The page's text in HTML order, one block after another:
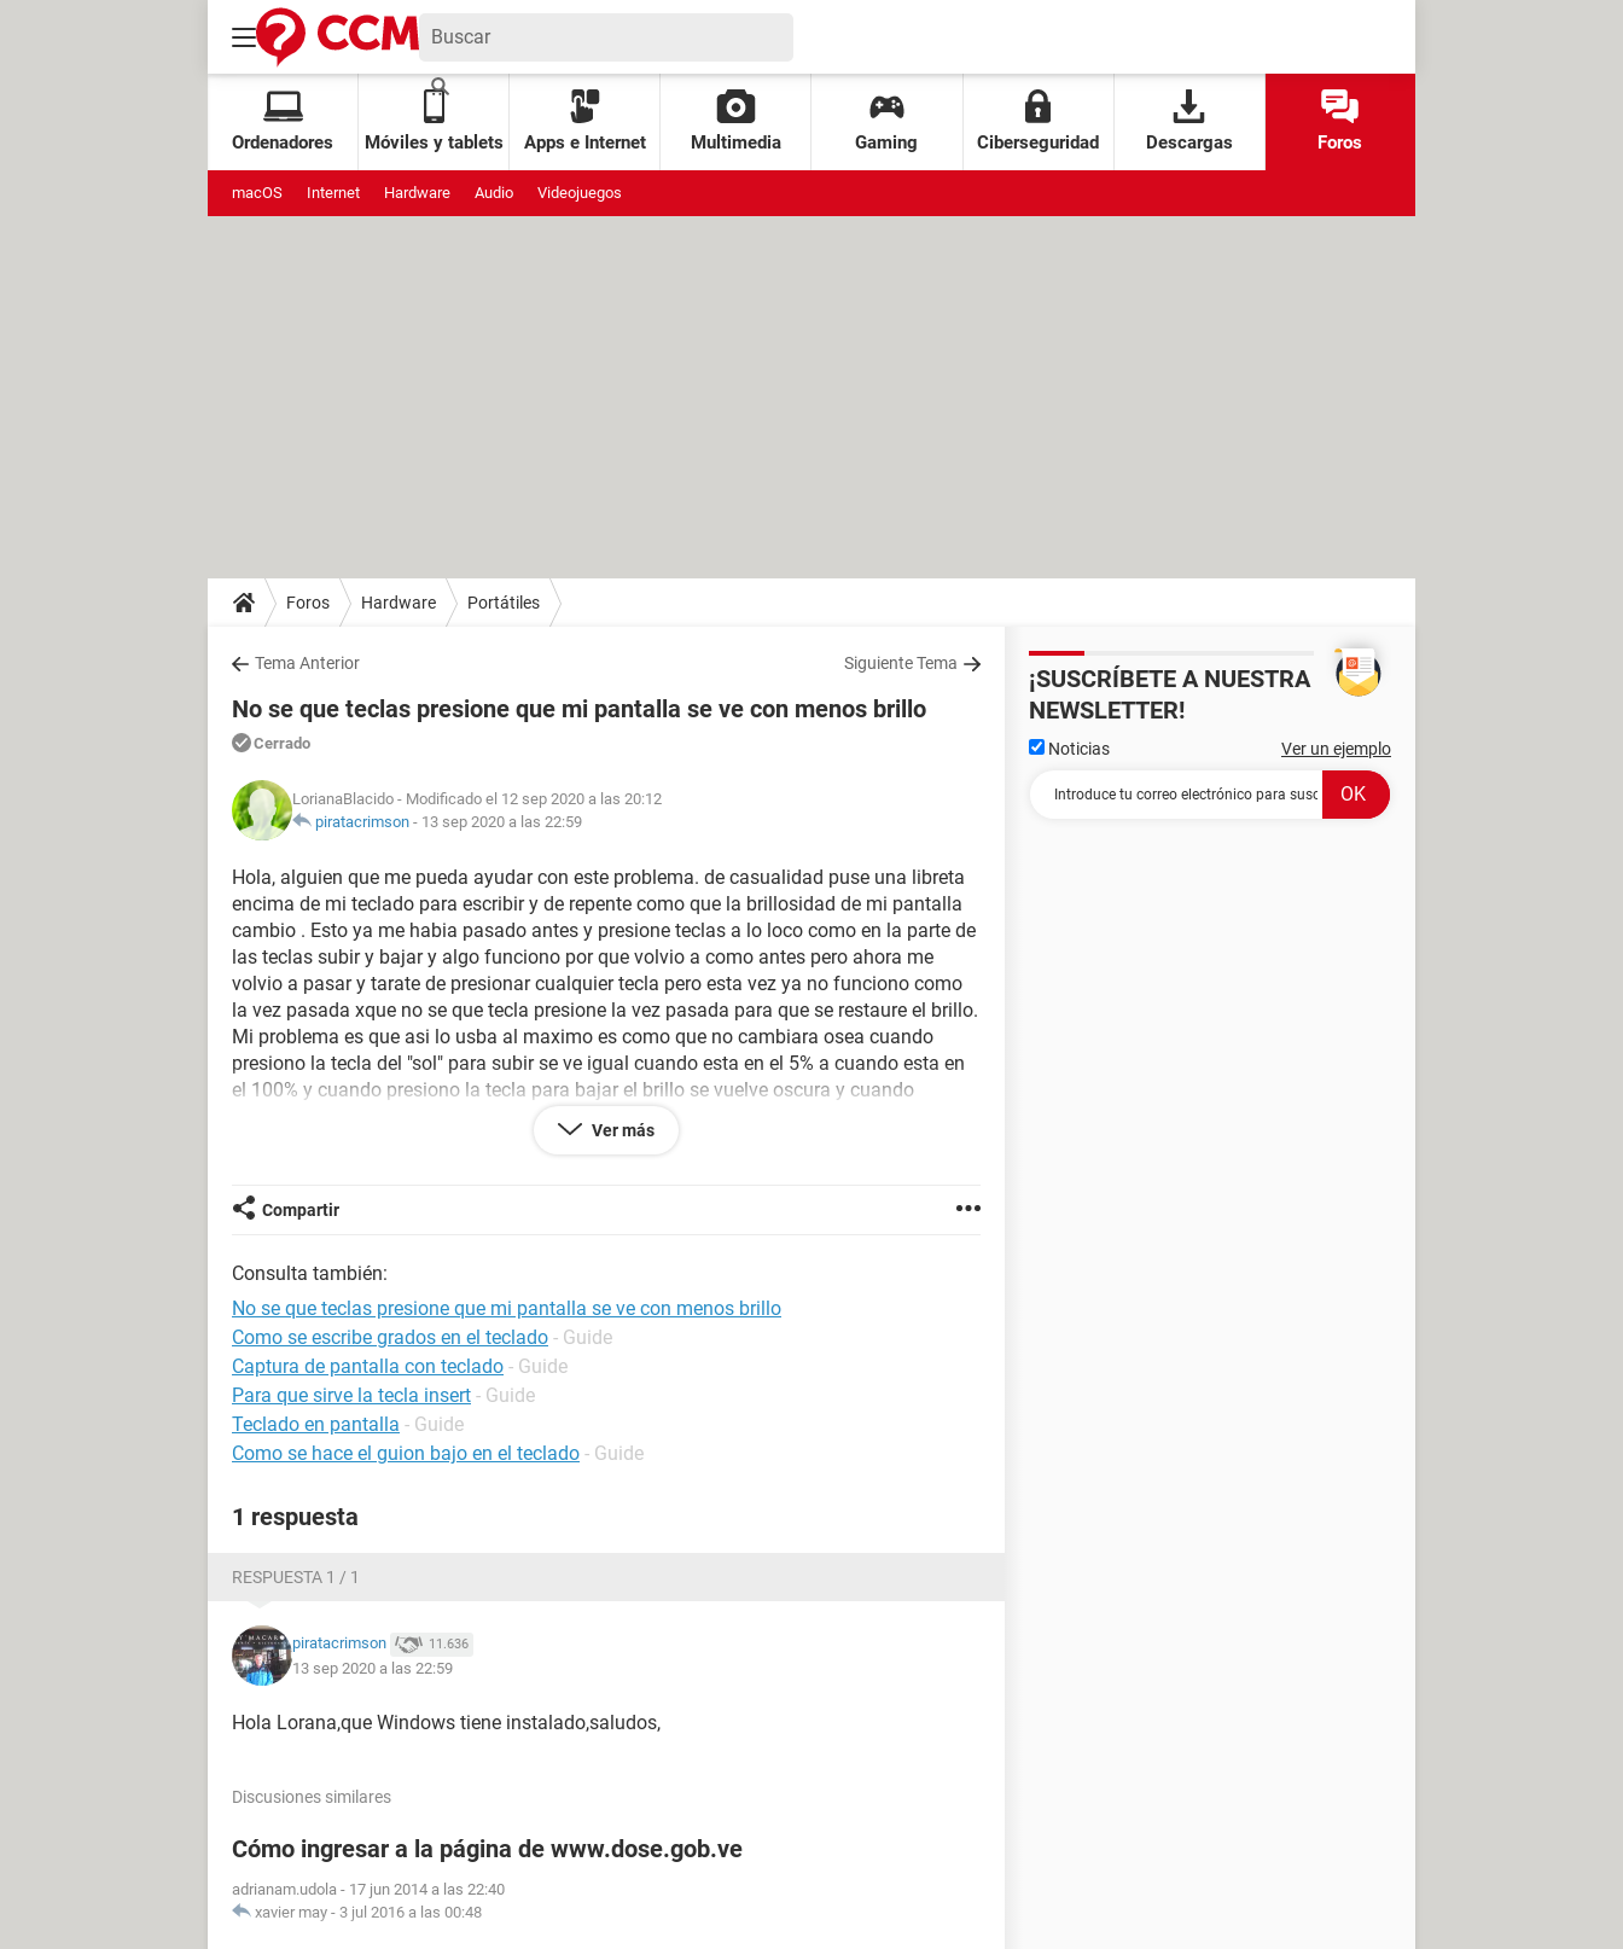
Ordenadores Móviles y tablets Apps e Internet Multimedia Gaming Ciberseguridad Descargas Foros
macOS Internet Hardware Audio Videojuegos
Foros Hardware Portátiles
Tema Anterior Siguiente Tema
No se que teclas presione que mi pantalla se ve con menos brillo
Cerrado
LorianaBlacido - Modificado el 12 sep 2020 a las 20:12
piratacrimson - 13 sep 2020 a las 22:59
Hola, alguien que me pueda ayudar con este problema. de casualidad puse una libreta
encima de mi teclado para escribir y de repente como que la brillosidad de mi pantalla
cambio . Esto ya me habia pasado antes y presione teclas a lo loco como en la parte de
las teclas subir y bajar y algo funciono por que volvio a como antes pero ahora me
volvio a pasar y tarate de presionar cualquier tecla pero esta vez ya no funciono como
la vez pasada xque no se que tecla presione la vez pasada para que se restaure el brillo.
Mi problema es que asi lo usba al maximo es como que no cambiara osea cuando
presiono la tecla del "sol" para subir se ve igual cuando esta en el 5% a cuando esta en
el 100% y cuando presiono la tecla para bajar el brillo se vuelve oscura y cuando
como negra. Creo que el problema fue aver presionado una tecla incorrecta que hizo
las teclas "subir, bajar, a la derecha, a la izquierda". espero me puedan ayudar
Configuración:Windows / Edge 85.0.564.51
Ver más
Compartir
Consulta también:
No se que teclas presione que mi pantalla se ve con menos brillo
Como se escribe grados en el teclado - Guide
Captura de pantalla con teclado - Guide
Para que sirve la tecla insert - Guide
Teclado en pantalla - Guide
Como se hace el guion bajo en el teclado - Guide
1 respuesta
RESPUESTA 1 / 1
piratacrimson 11.636
13 sep 2020 a las 22:59
Hola Lorana,que Windows tiene instalado,saludos,
Discusiones similares
Cómo ingresar a la página de www.dose.gob.ve
adrianam.udola - 17 jun 2014 a las 22:40
xavier may - 3 jul 2016 a las 00:48
¡SUSCRÍBETE A NUESTRA
NEWSLETTER!
Noticias Ver un ejemplo